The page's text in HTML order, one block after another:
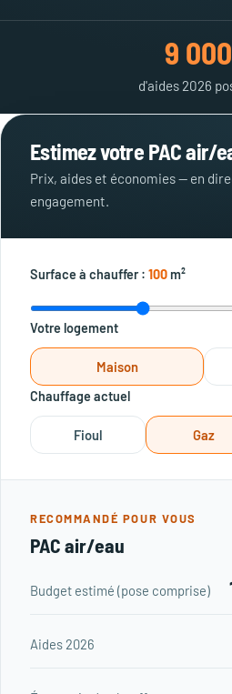
9 000
d'aides 2026
Estimez votre PAC air/
Prix, aides et économies — en
engagement.
Surface à chauffer : 100m²
Votre logement
Maison
Chauffage actuel
Fioul Gaz
RECOMMANDÉ POUR VOUS
PAC air/eau
Budget estimé (pose comprise)
Aides 2026